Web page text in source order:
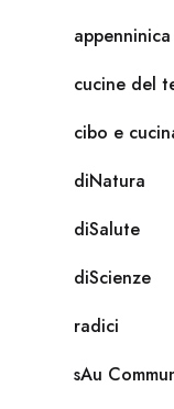
appenninica
cucine del
cibo e
diNatura
diSalute
diScienze
radici
sAu